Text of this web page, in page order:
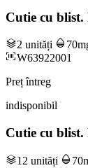
Cutie cu
2 unități
W63922001
Preț întreg
indisponibil
Cutie cu
12 unități